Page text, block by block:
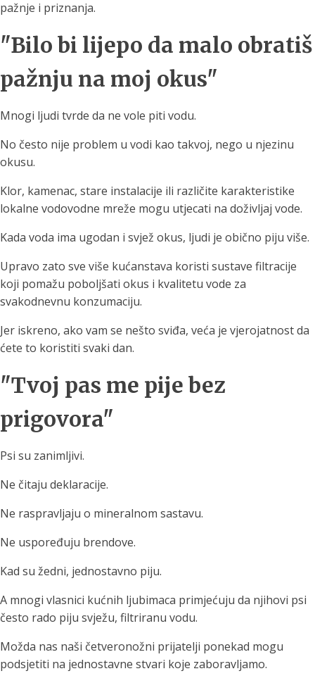
pažnje i priznanja.
"Bilo bi lijepo da malo obratiš
pažnju na moj okus"
Mnogi ljudi tvrde da ne vole piti vodu.
No često nije problem u vodi kao takvoj, nego u njezinu
okusu.
Klor, kamenac, stare instalacije ili različite karakteristike
lokalne vodovodne mreže mogu utjecati na doživljaj vode.
Kada voda ima ugodan i svjež okus, ljudi je obično piju više.
Upravo zato sve više kućanstava koristi sustave filtracije
koji pomažu poboljšati okus i kvalitetu vode za
svakodnevnu konzumaciju.
Jer iskreno, ako vam se nešto sviđa, veća je vjerojatnost da
ćete to koristiti svaki dan.
"Tvoj pas me pije bez
prigovora"
Psi su zanimljivi.
Ne čitaju deklaracije.
Ne raspravljaju o mineralnom sastavu.
Ne uspoređuju brendove.
Kad su žedni, jednostavno piju.
A mnogi vlasnici kućnih ljubimaca primjećuju da njihovi psi
često rado piju svježu, filtriranu vodu.
Možda nas naši četveronožni prijatelji ponekad mogu
podsjetiti na jednostavne stvari koje zaboravljamo.